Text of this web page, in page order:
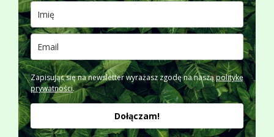
Zapisując się na newsletter wyrażasz zgodę na nasząpolitykę
prywatności.
Dołączam!